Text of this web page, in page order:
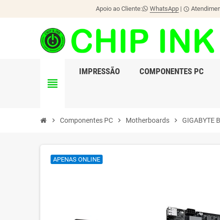
Apoio ao Cliente: WhatsApp | schedule
view_headline
IMPRESSÃO COMPONENTES PC
chevron_right Componentes PC chevron_right Motherboards chevron_right GIGABYTE
APENAS ONLINE